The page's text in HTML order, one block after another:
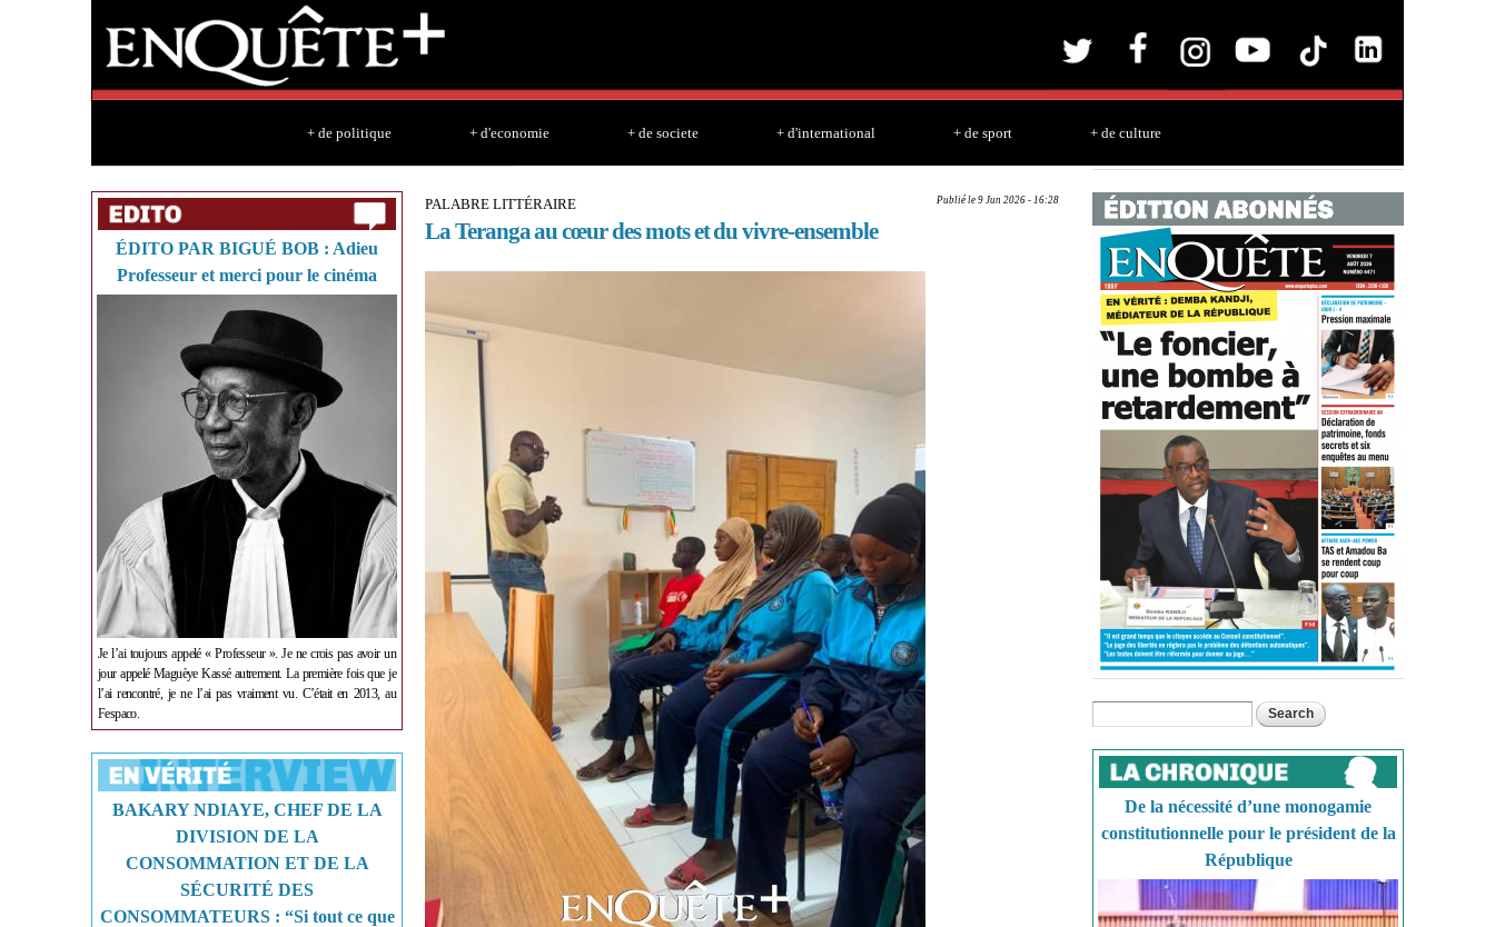
+ de politique + d'economie + de societe + d'international + de sport + de culture
ÉDITO PAR BIGUÉ BOB : Adieu
Professeur et merci pour le cinéma
Je l’ai toujours appelé « Professeur ». Je ne crois pas avoir un
jour appelé Maguèye Kassé autrement. La première fois que je
l’ai rencontré, je ne l’ai pas vraiment vu. C’était en 2013, au
Fespaco.
BAKARY NDIAYE, CHEF DE LA
DIVISION DE LA
CONSOMMATION ET DE LA
SÉCURITÉ DES
CONSOMMATEURS : “Si tout ce que
Publié le 9 Jun 2026 - 16:28
PALABRE LITTÉRAIRE
La Teranga au cœur des mots et du vivre-ensemble
Search form
De la nécessité d’une monogamie
constitutionnelle pour le président de la
République